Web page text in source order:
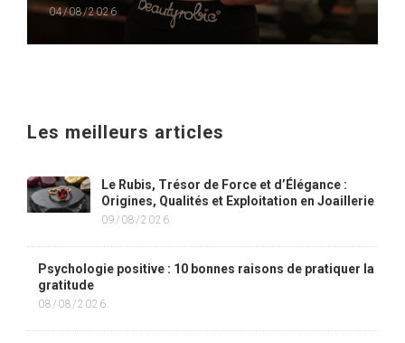
04/08/2026
Les meilleurs articles
Le Rubis, Trésor de Force et d’Élégance :
Origines, Qualités et Exploitation en Joaillerie
09/08/2026
Psychologie positive : 10 bonnes raisons de pratiquer la
gratitude
08/08/2026